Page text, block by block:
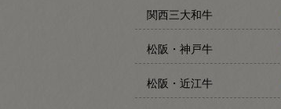
関西三大和牛
松阪・神戸牛
松阪・近江牛